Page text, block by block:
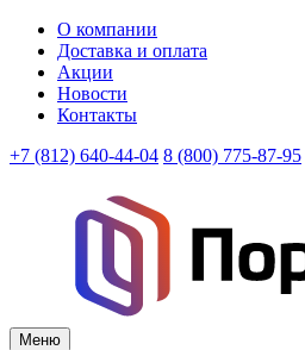
О компании
Доставка и оплата
Акции
Новости
Контакты
+7 (812) 640-44-04 8 (800) 775-87-95
Меню